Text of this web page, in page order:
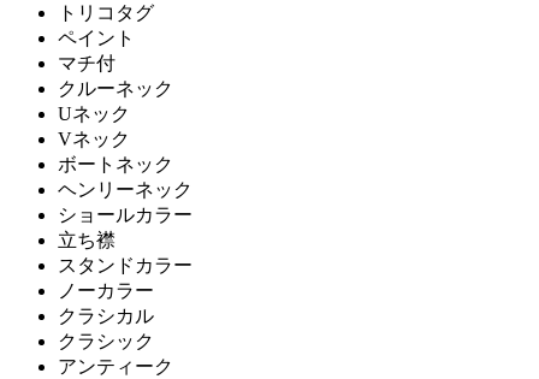
トリコタグ
ペイント
マチ付
クルーネック
Uネック
Vネック
ボートネック
ヘンリーネック
ショールカラー
立ち襟
スタンドカラー
ノーカラー
クラシカル
クラシック
アンティーク